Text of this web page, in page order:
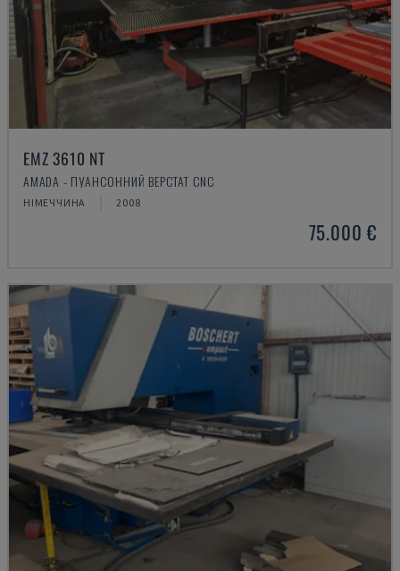
EMZ 3610 NT
AMADA - ПУАНСОННИЙ ВЕРСТАТ CNC
НІМЕЧЧИНА 2008
75.000 €